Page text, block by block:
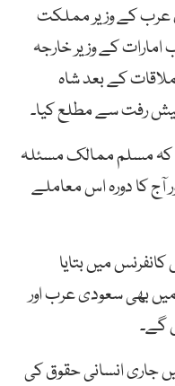
عرب کے وزیر مملکت
امارات کے وزیر خارجہ
کے بعد شاہ
پیش رفت سے مطلع کیا۔
کہ مسلم ممالک مسئلہ
آج کا دورہ اس معاملے
میں بتایا
بھی سعودی عرب اور
گے۔
جاری انسانی حقوق کی